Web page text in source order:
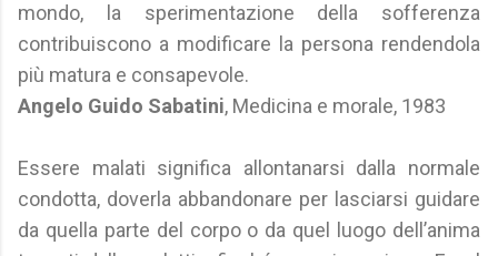
mondo, la sperimentazione della sofferenza
contribuiscono a modificare la persona rendendola
più matura e consapevole.
Angelo Guido Sabatini, Medicina e morale, 1983
Essere malati significa allontanarsi dalla normale
condotta, doverla abbandonare per lasciarsi guidare
da quella parte del corpo o da quel luogo dell’anima